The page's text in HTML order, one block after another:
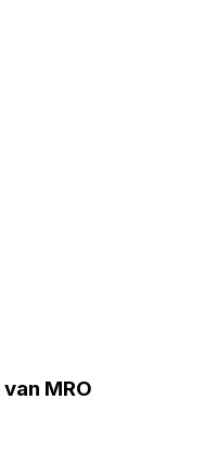
MRO